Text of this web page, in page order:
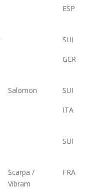
ESP
SUI
GER
Salomon SUI
ITA
SUI
Scarpa /
Vibram
FRA